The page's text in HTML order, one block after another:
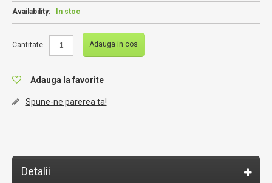
Availability: In stoc
Cantitate Adauga in cos
Adauga la favorite
Spune-ne parerea ta!
Detalii